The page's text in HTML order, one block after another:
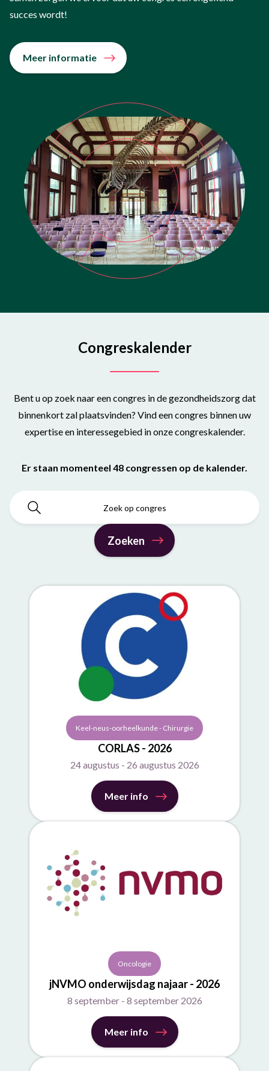
succes wordt!
Meer informatie
Congreskalender
Bent u op zoek naar een congres in de gezondheidszorg dat
binnenkort zal plaatsvinden? Vind een congres binnen uw
expertise en interessegebied in onze congreskalender.
Er staan momenteel 48 congressen op de kalender.
Keel-neus-oorheelkunde - Chirurgie
CORLAS - 2026
24 augustus - 26 augustus 2026
Meer info
Oncologie
jNVMO onderwijsdag najaar - 2026
8 september - 8 september 2026
Meer info